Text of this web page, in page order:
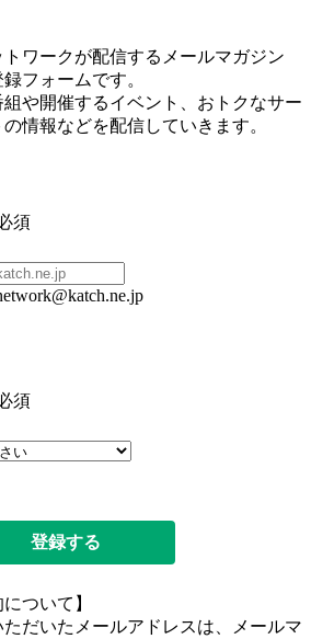
ワークが配信するメールマガジン
フォームです。
や開催するイベント、おトクなサー
情報などを配信していきます。
須
須
登録する
ついて】
ただいたメールアドレスは、メールマ